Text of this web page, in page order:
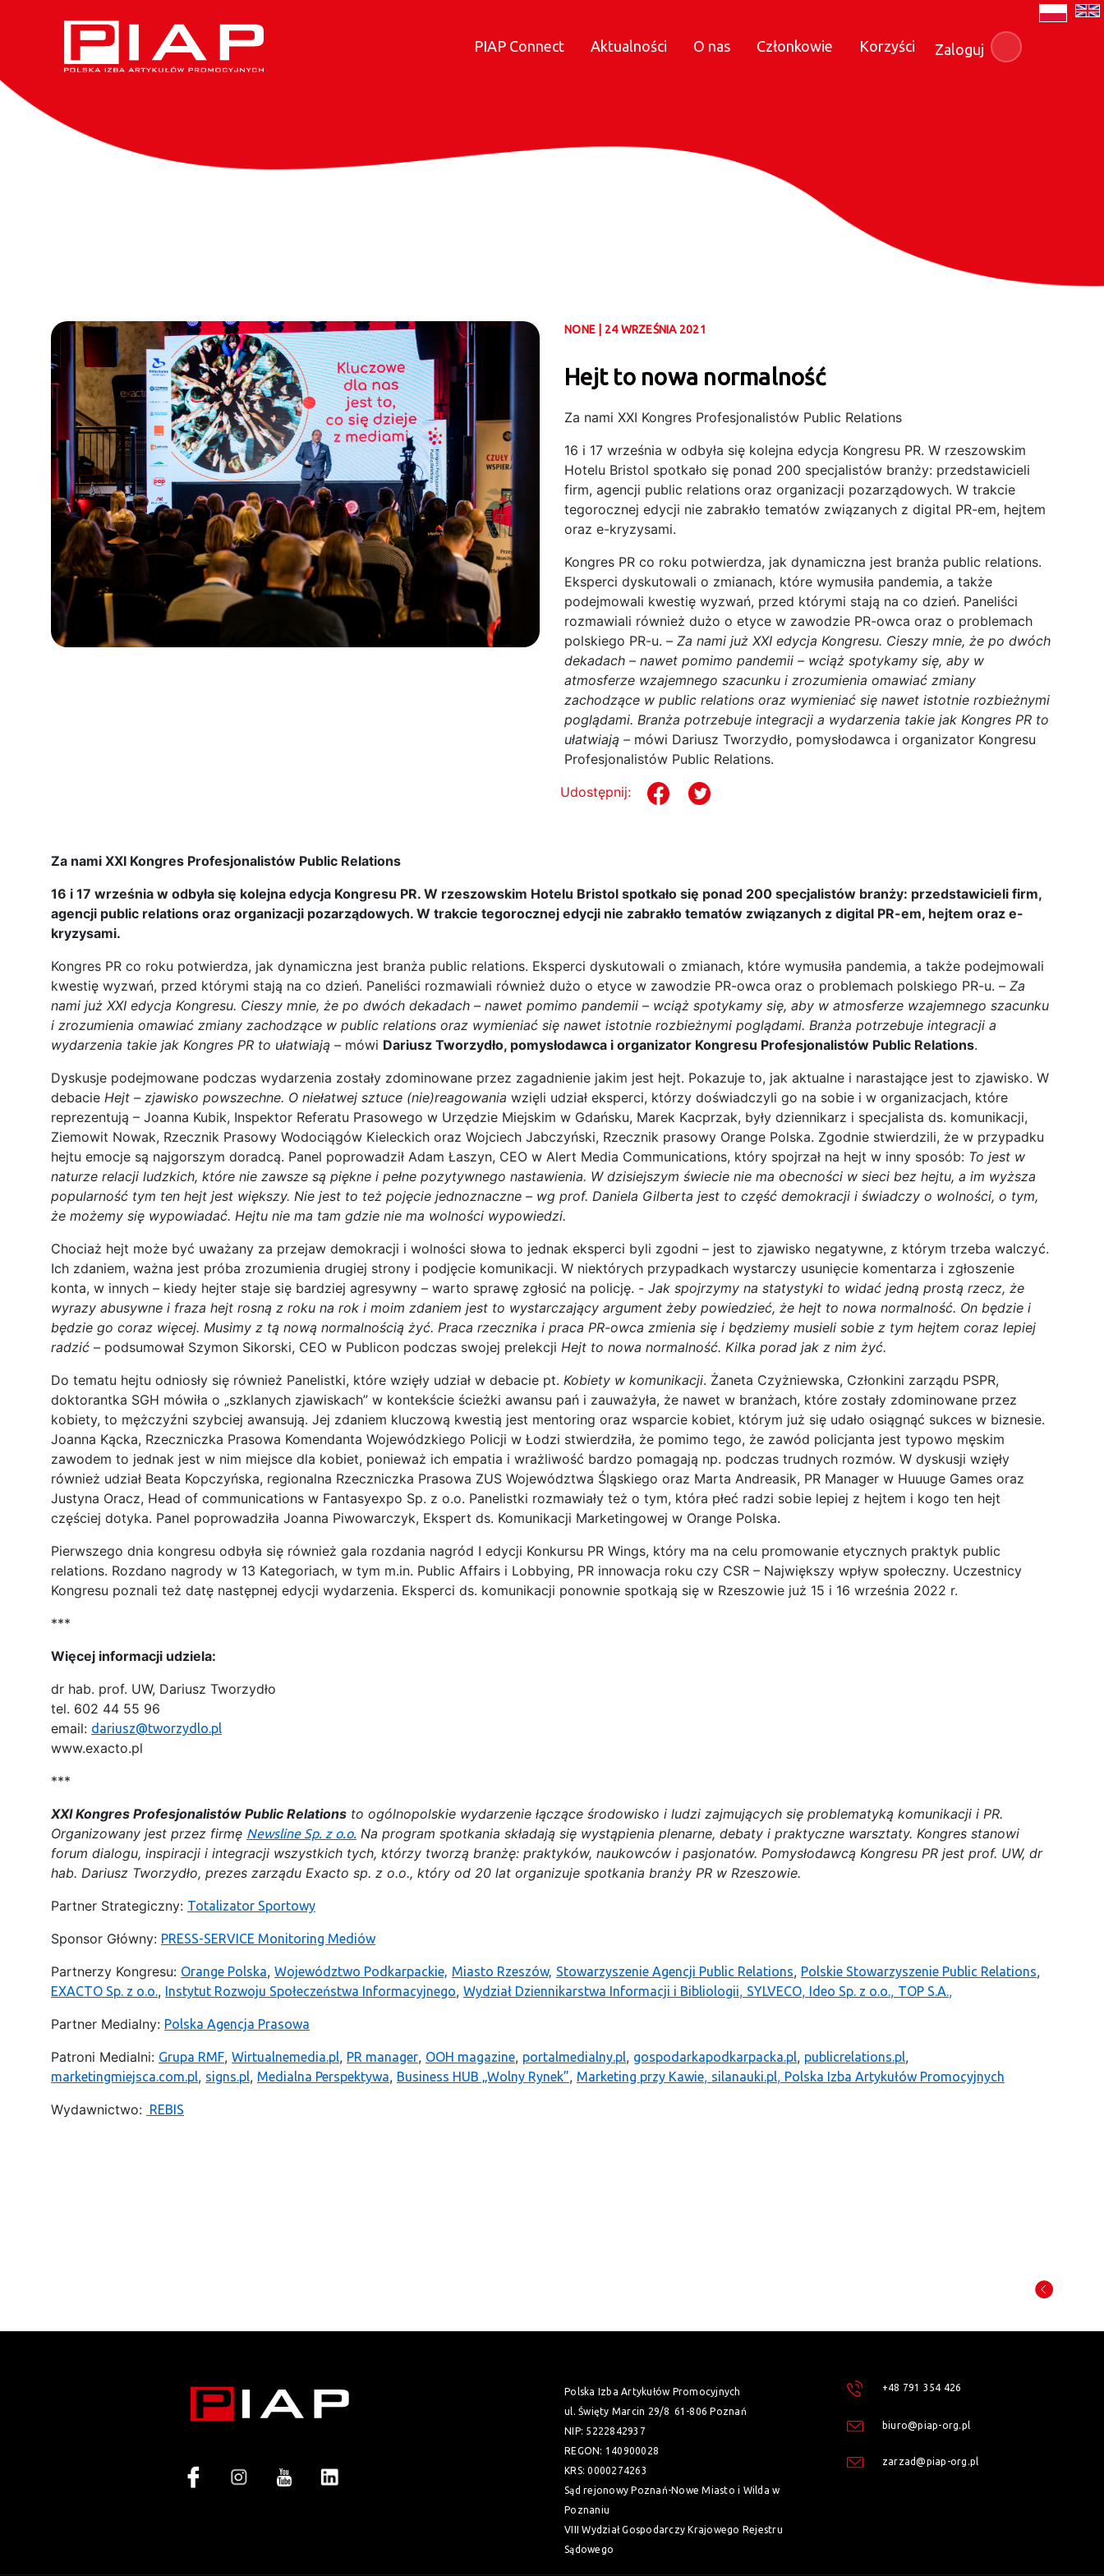
PIAP Connect Aktualności O nas Członkowie Korzyści Zaloguj
NONE | 24 WRZEŚNIA 2021
Hejt to nowa normalność
Za nami XXI Kongres Profesjonalistów Public Relations
16 i 17 września w odbyła się kolejna edycja Kongresu PR. W rzeszowskim
Hotelu Bristol spotkało się ponad 200 specjalistów branży: przedstawicieli
firm, agencji public relations oraz organizacji pozarządowych. W trakcie
tegorocznej edycji nie zabrakło tematów związanych z digital PR-em, hejtem
oraz e-kryzysami.
Kongres PR co roku potwierdza, jak dynamiczna jest branża public relations.
Eksperci dyskutowali o zmianach, które wymusiła pandemia, a także
podejmowali kwestię wyzwań, przed którymi stają na co dzień. Paneliści
rozmawiali również dużo o etyce w zawodzie PR-owca oraz o problemach
polskiego PR-u. – Za nami już XXI edycja Kongresu. Cieszy mnie, że po dwóch
dekadach – nawet pomimo pandemii – wciąż spotykamy się, aby w
atmosferze wzajemnego szacunku i zrozumienia omawiać zmiany
zachodzące w public relations oraz wymieniać się nawet istotnie rozbieżnymi
poglądami. Branża potrzebuje integracji a wydarzenia takie jak Kongres PR to
ułatwiają – mówi Dariusz Tworzydło, pomysłodawca i organizator Kongresu
Profesjonalistów Public Relations.
Udostępnij:
Za nami XXI Kongres Profesjonalistów Public Relations
16 i 17 września w odbyła się kolejna edycja Kongresu PR. W rzeszowskim Hotelu Bristol spotkało się ponad 200 specjalistów branży: przedstawicieli firm,
agencji public relations oraz organizacji pozarządowych. W trakcie tegorocznej edycji nie zabrakło tematów związanych z digital PR-em, hejtem oraz e-
kryzysami.
Kongres PR co roku potwierdza, jak dynamiczna jest branża public relations. Eksperci dyskutowali o zmianach, które wymusiła pandemia, a także podejmowali
kwestię wyzwań, przed którymi stają na co dzień. Paneliści rozmawiali również dużo o etyce w zawodzie PR-owca oraz o problemach polskiego PR-u. – Za
nami już XXI edycja Kongresu. Cieszy mnie, że po dwóch dekadach – nawet pomimo pandemii – wciąż spotykamy się, aby w atmosferze wzajemnego szacunku
i zrozumienia omawiać zmiany zachodzące w public relations oraz wymieniać się nawet istotnie rozbieżnymi poglądami. Branża potrzebuje integracji a
wydarzenia takie jak Kongres PR to ułatwiają – mówi Dariusz Tworzydło, pomysłodawca i organizator Kongresu Profesjonalistów Public Relations.
Dyskusje podejmowane podczas wydarzenia zostały zdominowane przez zagadnienie jakim jest hejt. Pokazuje to, jak aktualne i narastające jest to zjawisko. W
debacie Hejt – zjawisko powszechne. O niełatwej sztuce (nie)reagowania wzięli udział eksperci, którzy doświadczyli go na sobie i w organizacjach, które
reprezentują – Joanna Kubik, Inspektor Referatu Prasowego w Urzędzie Miejskim w Gdańsku, Marek Kacprzak, były dziennikarz i specjalista ds. komunikacji,
Ziemowit Nowak, Rzecznik Prasowy Wodociągów Kieleckich oraz Wojciech Jabczyński, Rzecznik prasowy Orange Polska. Zgodnie stwierdzili, że w przypadku
hejtu emocje są najgorszym doradcą. Panel poprowadził Adam Łaszyn, CEO w Alert Media Communications, który spojrzał na hejt w inny sposób: To jest w
naturze relacji ludzkich, które nie zawsze są piękne i pełne pozytywnego nastawienia. W dzisiejszym świecie nie ma obecności w sieci bez hejtu, a im wyższa
popularność tym ten hejt jest większy. Nie jest to też pojęcie jednoznaczne – wg prof. Daniela Gilberta jest to część demokracji i świadczy o wolności, o tym,
że możemy się wypowiadać. Hejtu nie ma tam gdzie nie ma wolności wypowiedzi.
Chociaż hejt może być uważany za przejaw demokracji i wolności słowa to jednak eksperci byli zgodni – jest to zjawisko negatywne, z którym trzeba walczyć.
Ich zdaniem, ważna jest próba zrozumienia drugiej strony i podjęcie komunikacji. W niektórych przypadkach wystarczy usunięcie komentarza i zgłoszenie
konta, w innych – kiedy hejter staje się bardziej agresywny – warto sprawę zgłosić na policję. - Jak spojrzymy na statystyki to widać jedną prostą rzecz, że
wyrazy abusywne i fraza hejt rosną z roku na rok i moim zdaniem jest to wystarczający argument żeby powiedzieć, że hejt to nowa normalność. On będzie i
będzie go coraz więcej. Musimy z tą nową normalnością żyć. Praca rzecznika i praca PR-owca zmienia się i będziemy musieli sobie z tym hejtem coraz lepiej
radzić – podsumował Szymon Sikorski, CEO w Publicon podczas swojej prelekcji Hejt to nowa normalność. Kilka porad jak z nim żyć.
Do tematu hejtu odniosły się również Panelistki, które wzięły udział w debacie pt. Kobiety w komunikacji. Żaneta Czyżniewska, Członkini zarządu PSPR,
doktorantka SGH mówiła o „szklanych zjawiskach” w kontekście ścieżki awansu pań i zauważyła, że nawet w branżach, które zostały zdominowane przez
kobiety, to mężczyźni szybciej awansują. Jej zdaniem kluczową kwestią jest mentoring oraz wsparcie kobiet, którym już się udało osiągnąć sukces w biznesie.
Joanna Kącka, Rzeczniczka Prasowa Komendanta Wojewódzkiego Policji w Łodzi stwierdziła, że pomimo tego, że zawód policjanta jest typowo męskim
zawodem to jednak jest w nim miejsce dla kobiet, ponieważ ich empatia i wrażliwość bardzo pomagają np. podczas trudnych rozmów. W dyskusji wzięły
również udział Beata Kopczyńska, regionalna Rzeczniczka Prasowa ZUS Województwa Śląskiego oraz Marta Andreasik, PR Manager w Huuuge Games oraz
Justyna Oracz, Head of communications w Fantasyexpo Sp. z o.o. Panelistki rozmawiały też o tym, która płeć radzi sobie lepiej z hejtem i kogo ten hejt
częściej dotyka. Panel poprowadziła Joanna Piwowarczyk, Ekspert ds. Komunikacji Marketingowej w Orange Polska.
Pierwszego dnia kongresu odbyła się również gala rozdania nagród I edycji Konkursu PR Wings, który ma na celu promowanie etycznych praktyk public
relations. Rozdano nagrody w 13 Kategoriach, w tym m.in. Public Affairs i Lobbying, PR innowacja roku czy CSR – Największy wpływ społeczny. Uczestnicy
Kongresu poznali też datę następnej edycji wydarzenia. Eksperci ds. komunikacji ponownie spotkają się w Rzeszowie już 15 i 16 września 2022 r.
***
Więcej informacji udziela:
dr hab. prof. UW, Dariusz Tworzydło
tel. 602 44 55 96
email: dariusz@tworzydlo.pl
www.exacto.pl
***
XXI Kongres Profesjonalistów Public Relations to ogólnopolskie wydarzenie łączące środowisko i ludzi zajmujących się problematyką komunikacji i PR.
Organizowany jest przez firmę Newsline Sp. z o.o. Na program spotkania składają się wystąpienia plenarne, debaty i praktyczne warsztaty. Kongres stanowi
forum dialogu, inspiracji i integracji wszystkich tych, którzy tworzą branżę: praktyków, naukowców i pasjonatów. Pomysłodawcą Kongresu PR jest prof. UW, dr
hab. Dariusz Tworzydło, prezes zarządu Exacto sp. z o.o., który od 20 lat organizuje spotkania branży PR w Rzeszowie.
Partner Strategiczny: Totalizator Sportowy
Sponsor Główny: PRESS-SERVICE Monitoring Mediów
Partnerzy Kongresu: Orange Polska, Województwo Podkarpackie, Miasto Rzeszów, Stowarzyszenie Agencji Public Relations, Polskie Stowarzyszenie Public Relations,
EXACTO Sp. z o.o., Instytut Rozwoju Społeczeństwa Informacyjnego, Wydział Dziennikarstwa Informacji i Bibliologii, SYLVECO, Ideo Sp. z o.o., TOP S.A.,
Partner Medialny: Polska Agencja Prasowa
Patroni Medialni: Grupa RMF, Wirtualnemedia.pl, PR manager, OOH magazine, portalmedialny.pl, gospodarkapodkarpacka.pl, publicrelations.pl,
marketingmiejsca.com.pl, signs.pl, Medialna Perspektywa, Business HUB „Wolny Rynek”, Marketing przy Kawie, silanauki.pl, Polska Izba Artykułów Promocyjnych
Wydawnictwo: REBIS
Polska Izba Artykułów Promocyjnych
ul. Święty Marcin 29/8 61-806 Poznań
NIP: 5222842937
REGON: 140900028
KRS: 0000274263
Sąd rejonowy Poznań-Nowe Miasto i Wilda w
Poznaniu
VIII Wydział Gospodarczy Krajowego Rejestru
Sądowego
+48 791 354 426
biuro@piap-org.pl
zarzad@piap-org.pl